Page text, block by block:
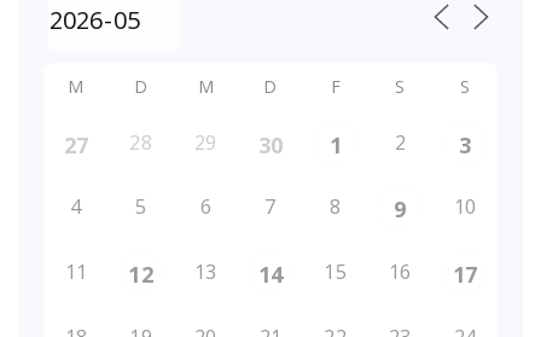
M D M D F S S
27 28 29 30 1 2 3
4 5 6 7 8 9 10
11 12 13 14 15 16 17